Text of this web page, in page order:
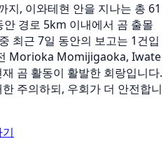
지, 이와테현 안을 지나는 총 61
경로 5km 이내에서 곰 출몰
최근 7일 동안의 보고는 1건입
Morioka Momijigaoka, Iwate
곰 활동이 활발한 회랑입니다.
주의하되, 우회가 더 안전합니